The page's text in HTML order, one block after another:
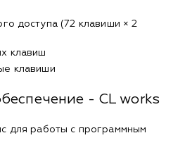
доступа (72 клавиши × 2
клавиш
клавиши
- CL works
для работы с программным